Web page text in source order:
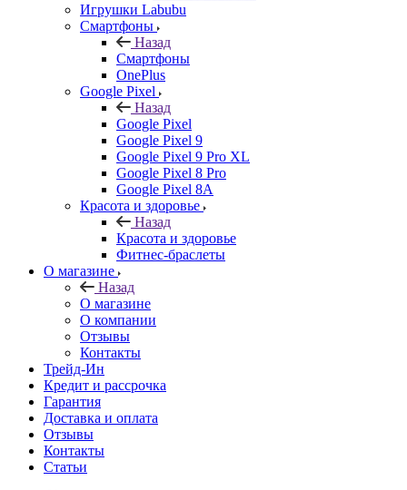
Игрушки Labubu
Смартфоны
Назад
Смартфоны
OnePlus
Google Pixel
Назад
Google Pixel
Google Pixel 9
Google Pixel 9 Pro XL
Google Pixel 8 Pro
Google Pixel 8A
Красота и здоровье
Назад
Красота и здоровье
Фитнес-браслеты
О магазине
Назад
О магазине
О компании
Отзывы
Контакты
Трейд-Ин
Кредит и рассрочка
Гарантия
Доставка и оплата
Отзывы
Контакты
Статьи